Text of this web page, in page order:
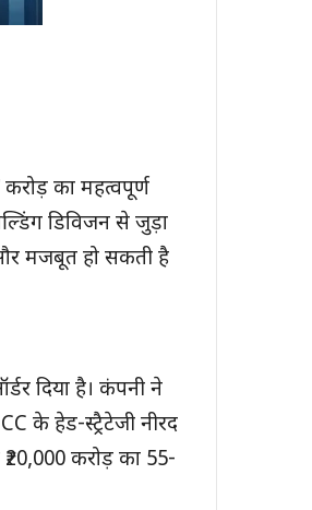
का महत्वपूर्ण
डिविजन से जुड़ा
मजबूत हो सकती है
दिया है। कंपनी ने
के हेड-स्ट्रैटेजी नीरद
करोड़ का 55-